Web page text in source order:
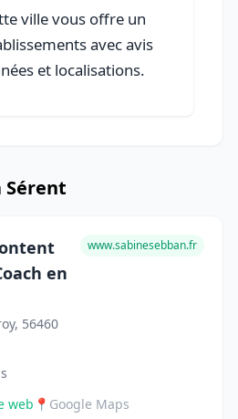
ville vous offre un
avec avis
et localisations.
Sérent
en
56460
www.sabinesebban.fr
web 📍 Google Maps